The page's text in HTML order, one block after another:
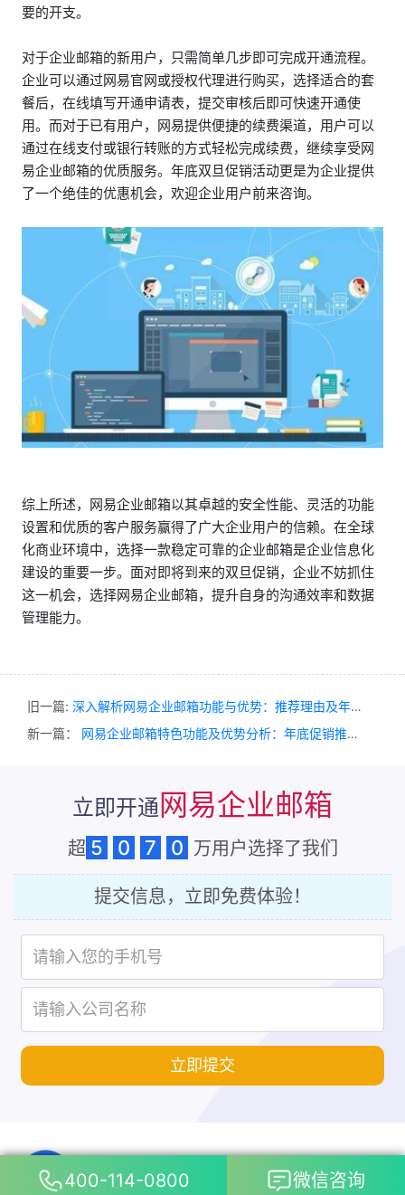
要的开支。
对于企业邮箱的新用户，只需简单几步即可完成开通流程。
企业可以通过网易官网或授权代理进行购买，选择适合的套
餐后，在线填写开通申请表，提交审核后即可快速开通使
用。而对于已有用户，网易提供便捷的续费渠道，用户可以
通过在线支付或银行转账的方式轻松完成续费，继续享受网
易企业邮箱的优质服务。年底双旦促销活动更是为企业提供
了一个绝佳的优惠机会，欢迎企业用户前来咨询。
综上所述，网易企业邮箱以其卓越的安全性能、灵活的功能
设置和优质的客户服务赢得了广大企业用户的信赖。在全球
化商业环境中，选择一款稳定可靠的企业邮箱是企业信息化
建设的重要一步。面对即将到来的双旦促销，企业不妨抓住
这一机会，选择网易企业邮箱，提升自身的沟通效率和数据
管理能力。
旧一篇: 深入解析网易企业邮箱功能与优势：推荐理由及年底促销活动详解
新一篇： 网易企业邮箱特色功能及优势分析：年底促销推荐理由详解
立即开通网易企业邮箱
超 5 0 7 0 万用户选择了我们
提交信息，立即免费体验！
立即提交
申请开通
400-114-0800 微信咨询